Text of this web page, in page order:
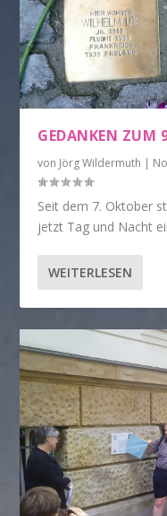
GEDANKEN ZUM
von Jörg Wildermuth |
Seit dem 7. Oktober
jetzt Tag und Nacht
WEITERLESEN